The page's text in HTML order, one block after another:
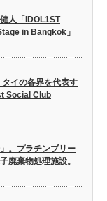
人「IDOL1ST
in Bangkok」
イの各界を代表す
Social Club
。プラチンブリー
廃棄物処理施設。